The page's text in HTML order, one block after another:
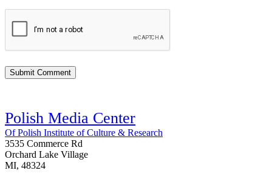
Polish Media Center
Of Polish Institute of Culture & Research
3535 Commerce Rd
Orchard Lake Village
MI, 48324